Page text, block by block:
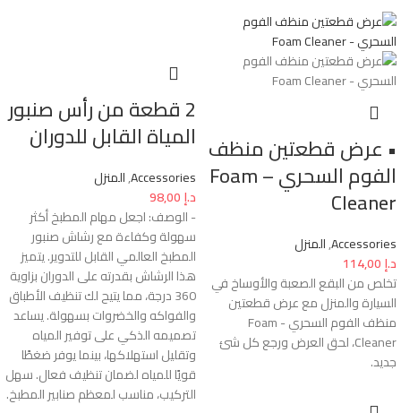
• عرض قطعتين منظف
الفوم السحري – Foam
Cleaner
Accessories
,المنزل
د.إ
تخلص من البقع الصعبة والأوساخ في
السيارة والمنزل مع عرض قطعتين
منظف الفوم السحري - Foam
Cleaner، لحق العرض ورجع كل شئ
جديد.
2 قطعة من رأس صنبور
المياة القابل للدوران
Accessories
,المنزل
د.إ
- الوصف: اجعل مهام المطبخ أكثر
سهولة وكفاءة مع رشاش صنبور
المطبخ العالمي القابل للتدوير. يتميز
هذا الرشاش بقدرته على الدوران بزاوية
360 درجة، مما يتيح لك تنظيف الأطباق
والفواكه والخضروات بسهولة. يساعد
تصميمه الذكي على توفير المياه
وتقليل استهلاكها، بينما يوفر ضغطًا
قويًا للمياه لضمان تنظيف فعال. سهل
التركيب، مناسب لمعظم صنابير المطبخ.